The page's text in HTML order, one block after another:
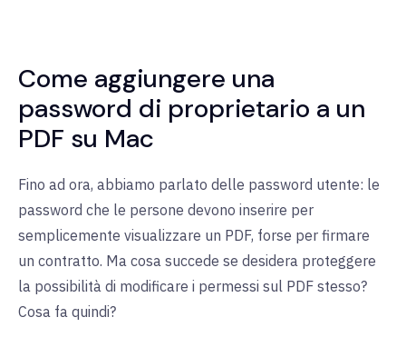
Come aggiungere una
password di proprietario a un
PDF su Mac
Fino ad ora, abbiamo parlato delle password utente: le
password che le persone devono inserire per
semplicemente visualizzare un PDF, forse per firmare
un contratto. Ma cosa succede se desidera proteggere
la possibilità di modificare i permessi sul PDF stesso?
Cosa fa quindi?